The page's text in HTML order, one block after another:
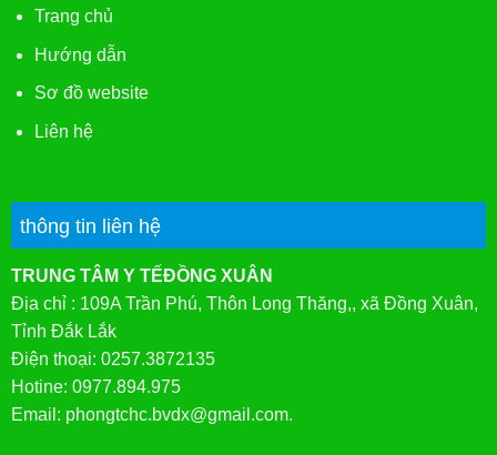
Trang chủ
Hướng dẫn
Sơ đồ website
Liên hệ
thông tin liên hệ
TRUNG TÂM Y TẾĐỒNG XUÂN
Địa chỉ : 109A Trần Phú, Thôn Long Thăng,, xã Đồng Xuân,
Tỉnh Đắk Lắk
Điện thoại: 0257.3872135
Hotine: 0977.894.975
Email: phongtchc.bvdx@gmail.com.